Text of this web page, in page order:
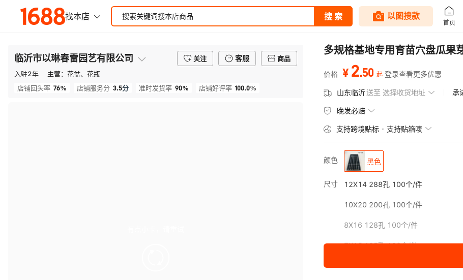
临沂市以琳春雷园艺有限公司 关注 客服
商品
入驻2年 主营： 花盆、花瓶
店铺回头率 76% 店铺服务分 3.5分 准时发货率 90% 店铺好评率 100.0%
多规格基地专用育苗穴盘瓜果
价格 ¥ 2.50 起 登录查看更多优惠
山东临沂送至 选择收货地址 承
晚发必赔
支持跨境贴标 支持贴箱唛
颜色 黑色
尺寸 12X14 288孔 100个/件
10X20 200孔 100个/件
8X16 128孔 100个/件
7X15 105孔 100个/件